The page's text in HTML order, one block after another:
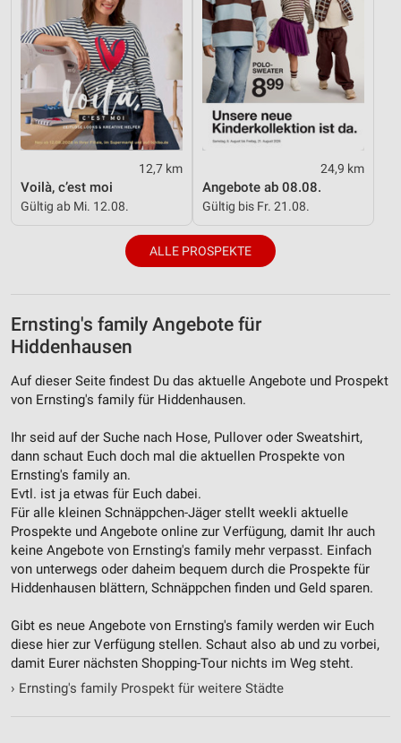
12,7 km
Voilà, c’est moi
Gültig ab Mi. 12.08.
24,9 km
Angebote ab 08.08.
Gültig bis Fr. 21.08.
ALLE PROSPEKTE
Ernsting's family Angebote für
Hiddenhausen
Auf dieser Seite findest Du das aktuelle Angebote und Prospekt
von Ernsting's family für Hiddenhausen.
Ihr seid auf der Suche nach Hose, Pullover oder Sweatshirt,
dann schaut Euch doch mal die aktuellen Prospekte von
Ernsting's family an.
Evtl. ist ja etwas für Euch dabei.
Für alle kleinen Schnäppchen-Jäger stellt weekli aktuelle
Prospekte und Angebote online zur Verfügung, damit Ihr auch
keine Angebote von Ernsting's family mehr verpasst. Einfach
von unterwegs oder daheim bequem durch die Prospekte für
Hiddenhausen blättern, Schnäppchen finden und Geld sparen.
Gibt es neue Angebote von Ernsting's family werden wir Euch
diese hier zur Verfügung stellen. Schaut also ab und zu vorbei,
damit Eurer nächsten Shopping-Tour nichts im Weg steht.
› Ernsting's family Prospekt für weitere Städte
Performance
Funktional
Werbung